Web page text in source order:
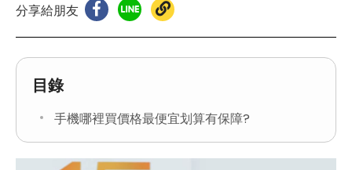
分享給朋友
目錄
手機哪裡買價格最便宜划算有保障?